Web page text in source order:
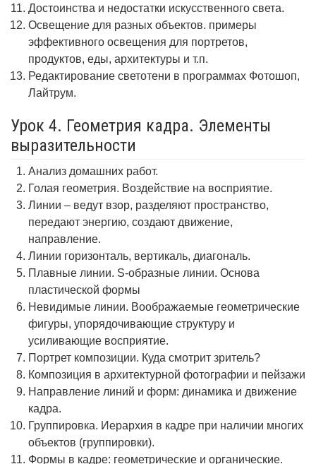
Достоинства и недостатки искусственного света.
Освещение для разных объектов. примеры
эффективного освещения для портретов,
продуктов, еды, архитектуры и т.п.
Редактирование светотени в программах Фотошоп,
Лайтрум.
Урок 4. Геометрия кадра. Элементы
выразительности
Анализ домашних работ.
Голая геометрия. Воздействие на восприятие.
Линии – ведут взор, разделяют пространство,
передают энергию, создают движение,
направление.
Линии горизонталь, вертикаль, диагональ.
Плавные линии. S-образные линии. Основа
пластической формы
Невидимые линии. Воображаемые геометрические
фигуры, упорядочивающие структуру и
усиливающие восприятие.
Портрет композиции. Куда смотрит зритель?
Композиция в архитектурной фотографии и пейзажи
Направление линий и форм: динамика и движение
кадра.
Группировка. Иерархия в кадре при наличии многих
объектов (группировки).
Формы в кадре: геометрические и органические.